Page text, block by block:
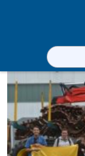
Pesquisar
por: